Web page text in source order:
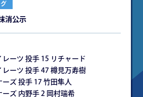
消公示
ーツ 投手 15 リチャード
ーツ 投手 47 樽見万寿樹
ズ 投手 17 竹田隼人
ズ 内野手 2 岡村瑞希